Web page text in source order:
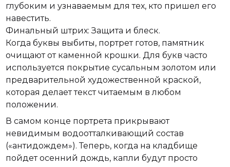
глубоким и узнаваемым для тех, кто пришел его
навестить.
Финальный штрих: Защита и блеск.
Когда буквы выбиты, портрет готов, памятник
очищают от каменной крошки. Для букв часто
используется покрытие сусальным золотом или
предварительной художественной краской,
которая делает текст читаемым в любом
положении.
В самом конце портрета прикрывают
невидимым водоотталкивающий состав
(«антидождем»). Теперь, когда на кладбище
пойдет осенний дождь, капли будут просто